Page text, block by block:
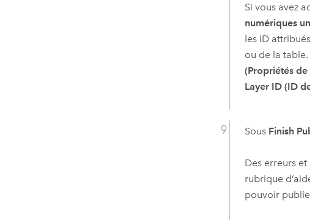
Si vous avez
numériques
les ID
ou de la
(Propriétés
Layer ID (ID
Sous Finish
Des erreurs
rubrique
pouvoir